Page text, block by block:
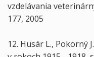
vzdelávania
177, 2005
12. Husár L., Pokorný